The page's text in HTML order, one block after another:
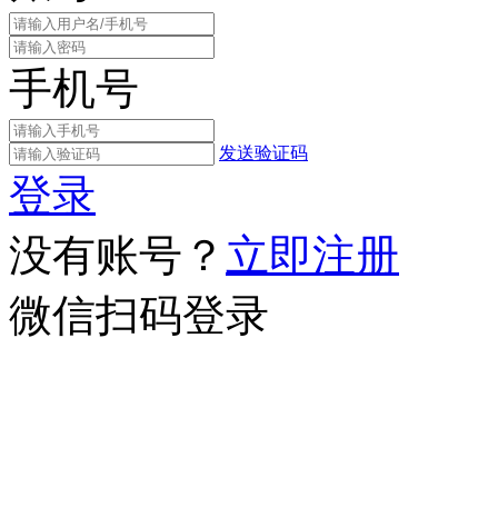
手机号
发送验证码
登录
没有账号？ 立即注册
微信扫码登录